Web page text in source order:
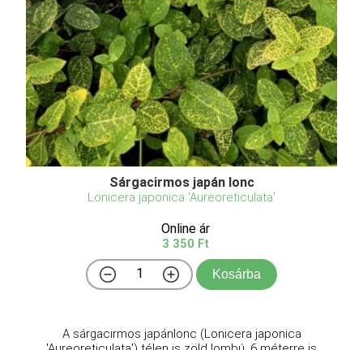
Sárgacirmos japán lonc
Lonicera japonica 'Aureoreticulata'
Online ár
3 350 Ft
Kosárba
A sárgacirmos japánlonc (Lonicera japonica